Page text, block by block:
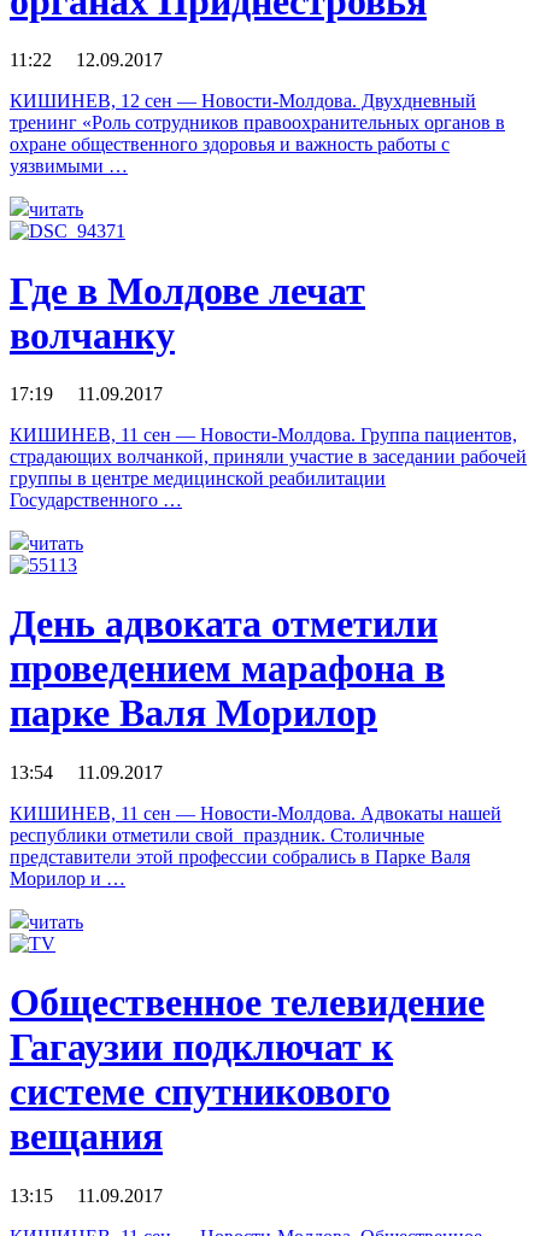
11:22 12.09.2017
КИШИНЕВ, 12 сен — Новости-Молдова. Двухдневный
тренинг «Роль сотрудников правоохранительных органов в
охране общественного здоровья и важность работы с
уязвимыми …
читать
Где в Молдове лечат
волчанку
17:19 11.09.2017
КИШИНЕВ, 11 сен — Новости-Молдова. Группа пациентов,
страдающих волчанкой, приняли участие в заседании рабочей
группы в центре медицинской реабилитации
Государственного …
читать
День адвоката отметили
проведением марафона в
парке Валя Морилор
13:54 11.09.2017
КИШИНЕВ, 11 сен — Новости-Молдова. Адвокаты нашей
республики отметили свой праздник. Столичные
представители этой профессии собрались в Парке Валя
Морилор и …
читать
Общественное телевидение
Гагаузии подключат к
системе спутникового
вещания
13:15 11.09.2017